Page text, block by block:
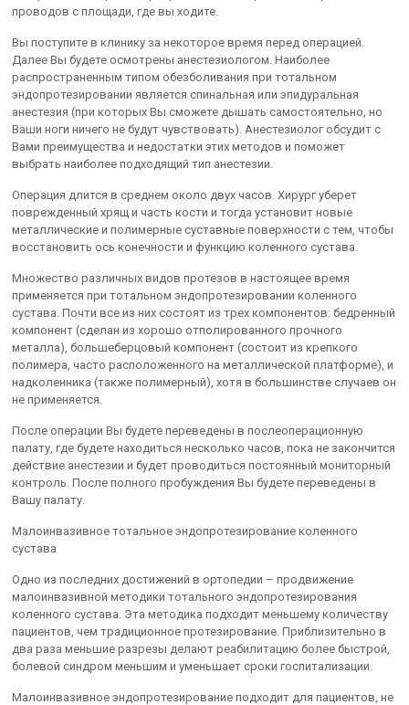
проводов с площади, где вы ходите.
Вы поступите в клинику за некоторое время перед операцией.
Далее Вы будете осмотрены анестезиологом. Наиболее
распространенным типом обезболивания при тотальном
эндопротезировании является спинальная или эпидуральная
анестезия (при которых Вы сможете дышать самостоятельно, но
Ваши ноги ничего не будут чувствовать). Анестезиолог обсудит с
Вами преимущества и недостатки этих методов и поможет
выбрать наиболее подходящий тип анестезии.
Операция длится в среднем около двух часов. Хирург уберет
поврежденный хрящ и часть кости и тогда установит новые
металлические и полимерные суставные поверхности с тем, чтобы
восстановить ось конечности и функцию коленного сустава.
Множество различных видов протезов в настоящее время
применяется при тотальном эндопротезировании коленного
сустава. Почти все из них состоят из трех компонентов: бедренный
компонент (сделан из хорошо отполированного прочного
металла), большеберцовый компонент (состоит из крепкого
полимера, часто расположенного на металлической платформе), и
надколенника (также полимерный), хотя в большинстве случаев он
не применяется.
После операции Вы будете переведены в послеоперационную
палату, где будете находиться несколько часов, пока не закончится
действие анестезии и будет проводиться постоянный мониторный
контроль. После полного пробуждения Вы будете переведены в
Вашу палату.
Малоинвазивное тотальное эндопротезирование коленного
сустава
Одно из последних достижений в ортопедии – продвижение
малоинвазивной методики тотального эндопротезирования
коленного сустава. Эта методика подходит меньшему количеству
пациентов, чем традиционное протезирование. Приблизительно в
два раза меньшие разрезы делают реабилитацию более быстрой,
болевой синдром меньшим и уменьшает сроки госпитализации.
Малоинвазивное эндопротезирование подходит для пациентов, не